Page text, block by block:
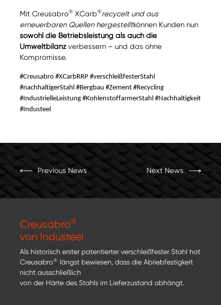
Mit Creusabro® XCarb®recycelt und aus
erneuerbaren Quellen hergestelltkönnen Kunden nun
sowohl die Betriebsleistung als auch die
Umweltbilanz verbessern – und das ohne
Kompromisse.
#Creusabro #XCarbRRP #verschleißfesterStahl
#nachhaltigerStahl #Bergbau #Zement #Recycling
#IndustrielleLeistung #KohlenstoffarmerStahl #Nachhaltigkeit
#Industeel
Previous News Next News
Creusabro®
von Industeel
Als historisch erster patentierter verschleißfester Stahl hat
Creusabro® längst bewiesen, dass die Abriebfestigkeit
nicht ausschließlich
von der Härte des Stahls im Lieferzustand abhängt.